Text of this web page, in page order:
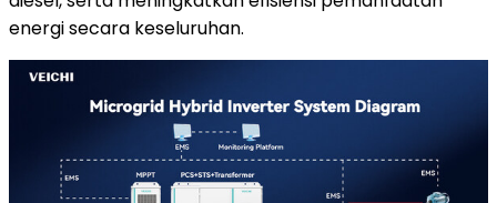
energi secara keseluruhan.